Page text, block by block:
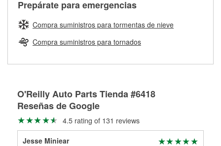
Herramientas de O'Reilly
pueden ser reutilizados, podemos ayudarte a encontrar las
partes de reemplazo correctas para tu reparación.
Rectificación de tambores y discos de freno
averiada o determina los acoplamientos y la longitud
adecuados para que te construyamos una nueva. O'Reilly
Auto Parts tiene las mangueras y los acoples adecuados
para reparar el sistema hidráulico de tu maquinaria
agrícola o de construcción.
Más información acerca del servicio de mangueras
Prepárate para emergencias
Compra suministros para tormentas de nieve
Compra suministros para tornados
O'Reilly Auto Parts Tienda #6418
Reseñas de Google
4.5 rating of 131 reviews
Jesse Miniear